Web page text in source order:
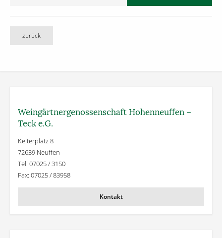
zurück
Weingärtner­genossenschaft Hohenneuffen –
Teck e.G.
Kelterplatz 8
72639 Neuffen
Tel: 07025 / 3150
Fax: 07025 / 83958
Kontakt